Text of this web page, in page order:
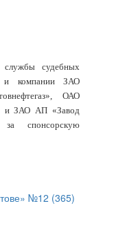
службы судебных
и компании ЗАО
ОАО
и ЗАО АП «Завод
за спонсорскую
№12 (365)